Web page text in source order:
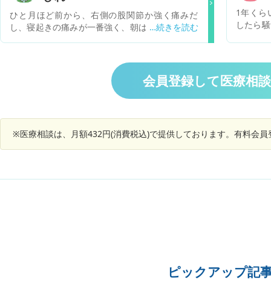
おり、
はない
れまし
厳しく
願いし
ら脂肪
ないで
べてみ
書いて
ました
ひと月ほど前から、右側の股関節か強く痛みだ
し、寝起きの痛みが一番強く、朝は何かに捕まら
程度で歩けている。 日中外回りの仕事で車の運転
をするが、座るときの痛みと運転中お尻から足の
外側を通ってつま先までしびれた感じや痛みがあ
る。 就寝中に寝返りを打つと股関節の痛みで目を
型だが、減量以外に症状を改善させる方法があれ
ば知りたい。
1年くら
したら
聞き取
ます。
がする
処方さ
説明し
バイス
会員登録して医療相
※医療相談は、月額432円(消費税込)で提供しております。有料会
ピックアップ記